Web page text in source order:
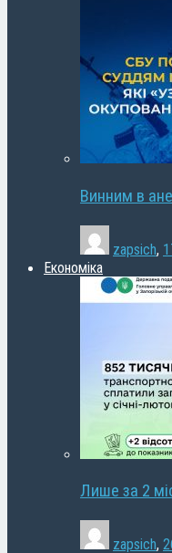
Винним в
zapsich,
Економіка
Лише за 2
zapsich,